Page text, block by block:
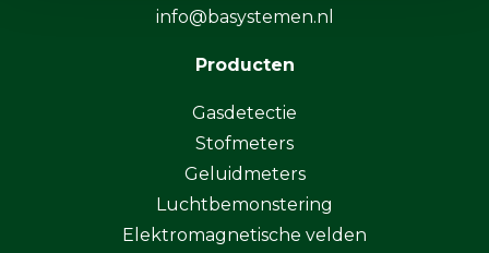
info@basystemen.nl
Producten
Gasdetectie
Stofmeters
Geluidmeters
Luchtbemonstering
Elektromagnetische velden